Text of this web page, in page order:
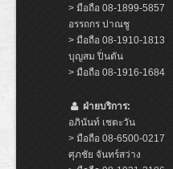
> มือถือ 08-1899-5857
อรรถกร ปาณชู
> มือถือ 08-1910-1813
บุญสม ปิ่นตัน
> มือถือ 08-1916-1684
ฝ่ายบริการ:
อภินันท์ เชตะวัน
> มือถือ 08-6500-0217
ศุภชัย จันทร์สว่าง